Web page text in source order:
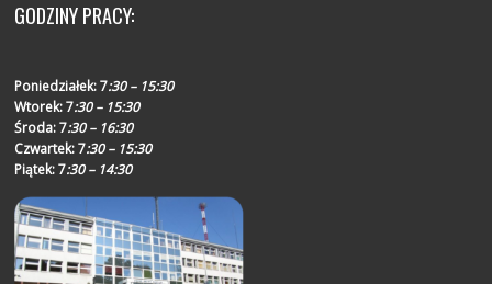
GODZINY PRACY:
Poniedziałek:7:30 – 15:30
Wtorek:7:30 – 15:30
Środa:7:30 – 16:30
Czwartek:7:30 – 15:30
Piątek:7:30 – 14:30